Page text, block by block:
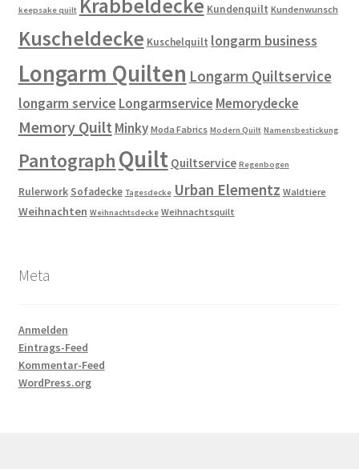
keepsake quilt Krabbeldecke Kundenquilt Kundenwunsch
Kuscheldecke Kuschelquilt longarm business
Longarm Quilten Longarm Quiltservice
longarm service Longarmservice Memorydecke
Memory Quilt Minky Moda Fabrics Modern Quilt Namensbestickung
Pantograph Quilt Quiltservice Regenbogen
Rulerwork Sofadecke Tagesdecke Urban Elementz Waldtiere
Weihnachten Weihnachtsdecke Weihnachtsquilt
Meta
Anmelden
Eintrags-Feed
Kommentar-Feed
WordPress.org